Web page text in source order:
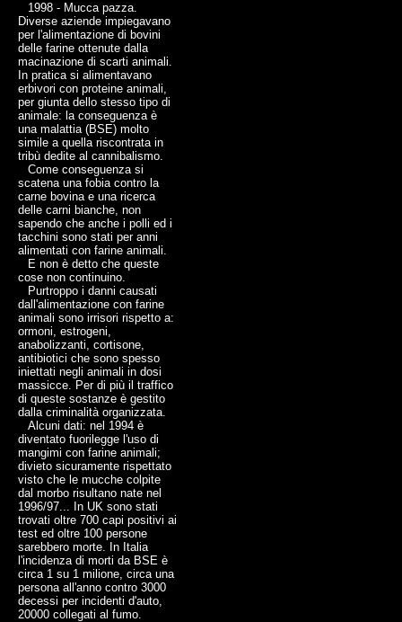
1998 - Mucca pazza.
Diverse aziende impiegavano
per l'alimentazione di bovini
delle farine ottenute dalla
macinazione di scarti animali.
In pratica si alimentavano
erbivori con proteine animali,
per giunta dello stesso tipo di
animale: la conseguenza è
una malattia (BSE) molto
simile a quella riscontrata in
tribù dedite al cannibalismo.
Come conseguenza si
scatena una fobia contro la
carne bovina e una ricerca
delle carni bianche, non
sapendo che anche i polli ed i
tacchini sono stati per anni
alimentati con farine animali.
E non è detto che queste
cose non continuino.
Purtroppo i danni causati
dall'alimentazione con farine
animali sono irrisori rispetto a:
ormoni, estrogeni,
anabolizzanti, cortisone,
antibiotici che sono spesso
iniettati negli animali in dosi
massicce. Per di più il traffico
di queste sostanze è gestito
dalla criminalità organizzata.
Alcuni dati: nel 1994 è
diventato fuorilegge l'uso di
mangimi con farine animali;
divieto sicuramente rispettato
visto che le mucche colpite
dal morbo risultano nate nel
1996/97... In UK sono stati
trovati oltre 700 capi positivi ai
test ed oltre 100 persone
sarebbero morte. In Italia
l'incidenza di morti da BSE è
circa 1 su 1 milione, circa una
persona all'anno contro 3000
decessi per incidenti d'auto,
20000 collegati al fumo.